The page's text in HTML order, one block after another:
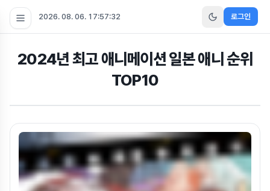
2026. 08. 06. 17:57:33 로그인
2024년 최고 애니메이션 일본 애니 순위
TOP10